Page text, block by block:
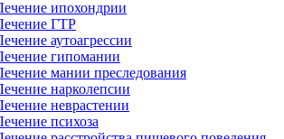
ипохондрии
ГТР
аутоагрессии
гипомании
мании преследования
нарколепсии
неврастении
психоза